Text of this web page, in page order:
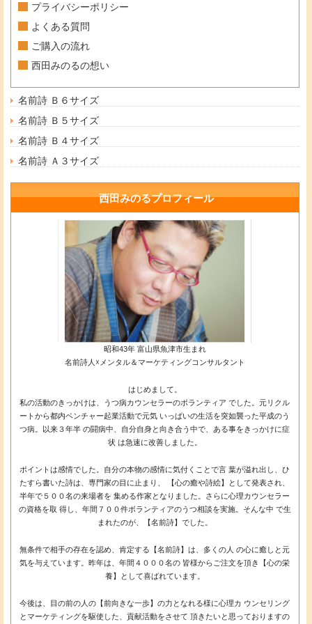
プライバシーポリシー
よくある質問
ご購入の流れ
西田みのるの想い
名前詩 Ｂ６サイズ
名前詩 Ｂ５サイズ
名前詩 Ｂ４サイズ
名前詩 Ａ３サイズ
西田みのるプロフィール
昭和43年 富山県魚津市生まれ
名前詩人☓メンタル＆マーケティングコンサルタント
はじめまして。
私の活動のきっかけは、うつ病カウンセラーのボランティア でした。元リクル
ートから都内ベンチャー起業活動で元気 いっぱいの生活を突如襲った平成のう
つ病。以来３年半 の闘病中、自分自身と向き合う中で、ある事をきっかけに症
状 は急速に改善しました。
ポイントは感情でした。自分の本物の感情に気付くことで言 葉が溢れ出し、ひ
たすら書いた詩は、専門家の目に止まり、 【心の癒や詩絵】として発表され、
半年で５００名の来場者を 集める作家となりました。さらに心理カウンセラー
の資格を取 得し、年間７００件ボランティアのうつ相談を実施。そんな中 で生
まれたのが、【名前詩】でした。
無条件で相手の存在を認め、肯定する【名前詩】は、多くの人 の心に癒しと元
気を与えています。昨年は、年間４０００名の 皆様からご注文を頂き【心の栄
養】として喜ばれています。
今後は、目の前の人の【前向きな一歩】の力となれる様に心理カ ウンセリング
とマーケティングを駆使した、貢献活動をさせて 頂きたいと思っておりますの